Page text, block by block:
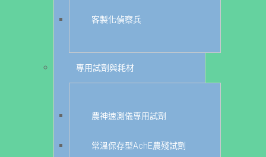
客製化偵察兵
專用試劑與耗材
農神速測儀專用試劑
常溫保存型AchE農殘試劑